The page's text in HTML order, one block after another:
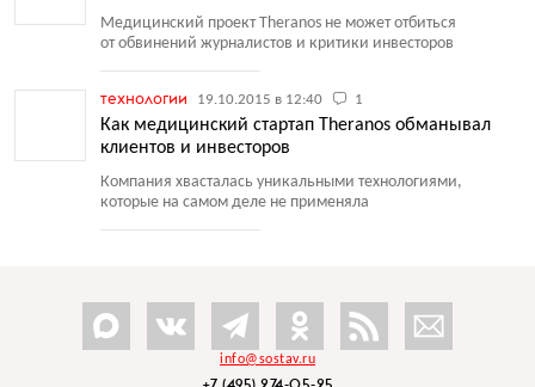
Медицинский проект Theranos не может отбиться
от обвинений журналистов и критики инвесторов
технологии 19.10.2015 в 12:40 1
Как медицинский стартап Theranos обманывал
клиентов и инвесторов
Компания хвасталась уникальными технологиями,
которые на самом деле не применяла
info@sostav.ru